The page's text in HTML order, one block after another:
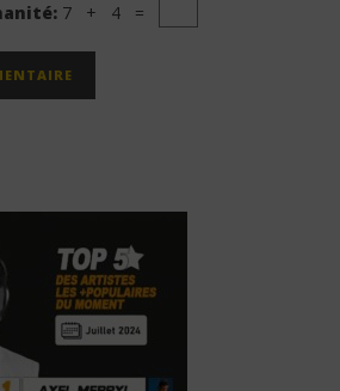
7 + 4 =